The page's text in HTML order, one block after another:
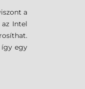
a
Intel
így egy